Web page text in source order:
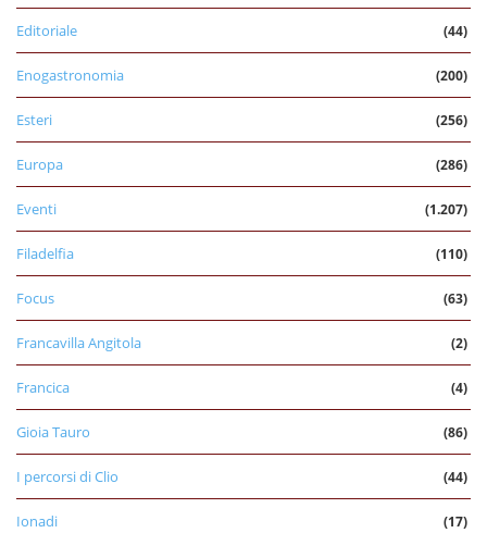
Editoriale (44)
Enogastronomia (200)
Esteri (256)
Europa (286)
Eventi (1.207)
Filadelfia (110)
Focus (63)
Francavilla Angitola (2)
Francica (4)
Gioia Tauro (86)
I percorsi di Clio (44)
Ionadi (17)